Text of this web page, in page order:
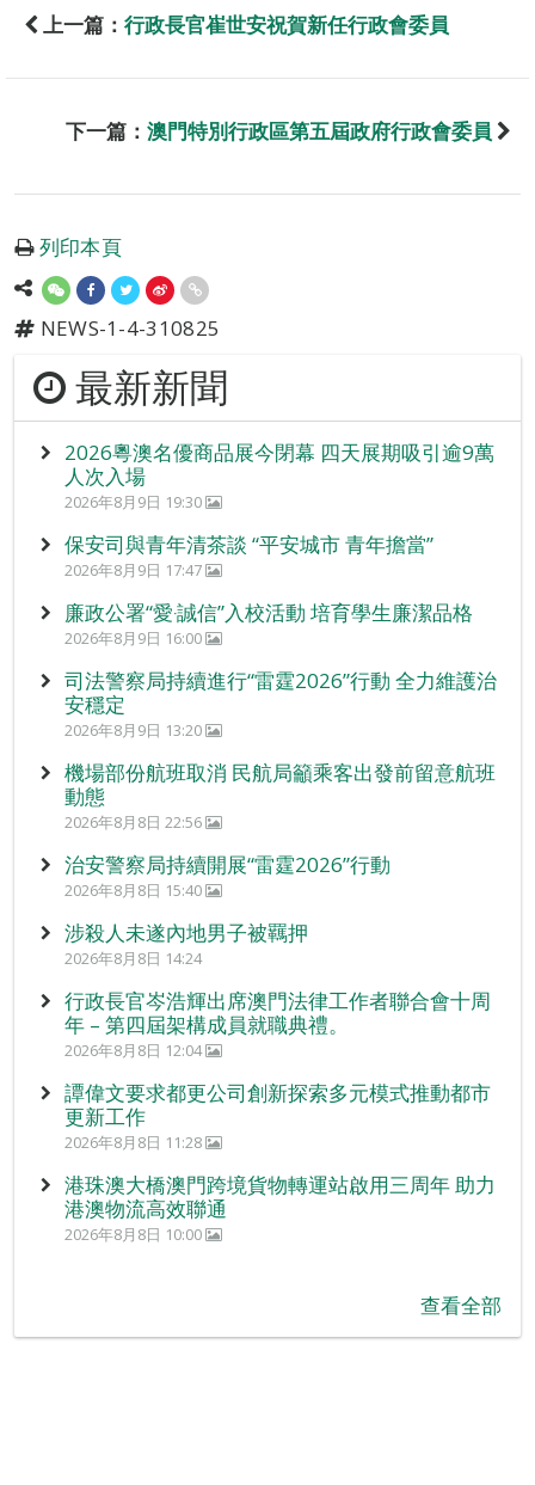
上一篇： 行政長官崔世安祝賀新任行政會委員
下一篇： 澳門特別行政區第五屆政府行政會委員
列印本頁
NEWS-1-4-310825
最新新聞
2026粵澳名優商品展今閉幕 四天展期吸引逾9萬
人次入場
2026年8月9日 19:30
保安司與青年清茶談 “平安城市 青年擔當”
2026年8月9日 17:47
廉政公署“愛‧誠信”入校活動 培育學生廉潔品格
2026年8月9日 16:00
司法警察局持續進行“雷霆2026”行動 全力維護治
安穩定
2026年8月9日 13:20
機場部份航班取消 民航局籲乘客出發前留意航班
動態
2026年8月8日 22:56
治安警察局持續開展“雷霆2026”行動
2026年8月8日 15:40
涉殺人未遂內地男子被羈押
2026年8月8日 14:24
行政長官岑浩輝出席澳門法律工作者聯合會十周
年 – 第四屆架構成員就職典禮。
2026年8月8日 12:04
譚偉文要求都更公司創新探索多元模式推動都市
更新工作
2026年8月8日 11:28
港珠澳大橋澳門跨境貨物轉運站啟用三周年 助力
港澳物流高效聯通
2026年8月8日 10:00
查看全部